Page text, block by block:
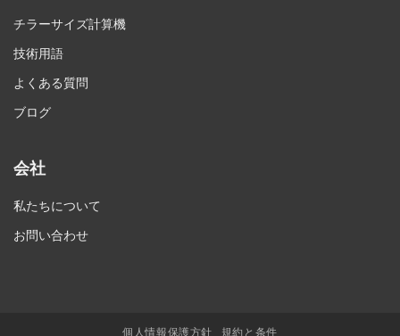
チラーサイズ計算機
技術用語
よくある質問
ブログ
会社
私たちについて
お問い合わせ
個人情報保護方針 規約と条件